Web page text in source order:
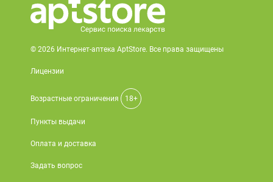
© 2026 Интернет-аптека AptStore. Все права защищены
Лицензии
Возрастные ограничения 18+
Пункты выдачи
Оплата и доставка
Задать вопрос